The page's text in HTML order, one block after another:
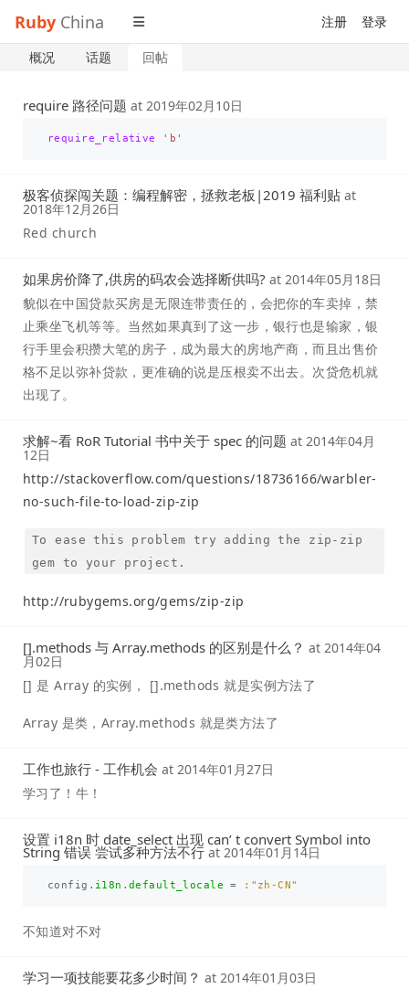
Ruby China 注册 登录
概况 话题 回帖
require 路径问题 at 2019年02月10日
require_relative 'b'
极客侦探闯关题：编程解密，拯救老板|2019 福利贴 at
2018年12月26日
Red church
如果房价降了,供房的码农会选择断供吗? at 2014年05月18日
貌似在中国贷款买房是无限连带责任的，会把你的车卖掉，禁
止乘坐飞机等等。当然如果真到了这一步，银行也是输家，银
行手里会积攒大笔的房子，成为最大的房地产商，而且出售价
格不足以弥补贷款，更准确的说是压根卖不出去。次贷危机就
出现了。
求解~看 RoR Tutorial 书中关于 spec 的问题 at 2014年04月
12日
http://stackoverflow.com/questions/18736166/warbler-
no-such-file-to-load-zip-zip
To ease this problem try adding the zip-zip
gem to your project.
http://rubygems.org/gems/zip-zip
[].methods 与 Array.methods 的区别是什么？ at 2014年04
月02日
[] 是 Array 的实例， [].methods 就是实例方法了
Array 是类，Array.methods 就是类方法了
工作也旅行 - 工作机会 at 2014年01月27日
学习了！牛！
设置 i18n 时 date_select 出现 can’ t convert Symbol into
String 错误 尝试多种方法不行 at 2014年01月14日
config . i18n .default_locale = :"zh-CN"
不知道对不对
学习一项技能要花多少时间？ at 2014年01月03日